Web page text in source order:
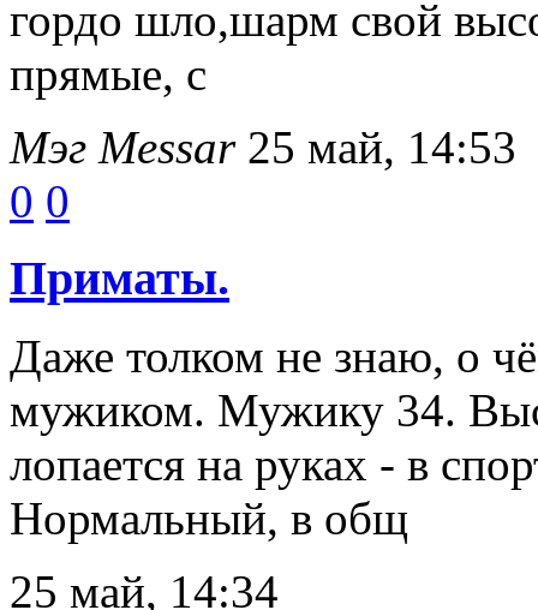
гордо шло,шарм свой
прямые, с
Мэг Messar 25 май, 14:53
0 0
Приматы.
Даже толком не знаю, о
мужиком. Мужику 34.
лопается на руках - в
Нормальный, в общ
25 май, 14:34